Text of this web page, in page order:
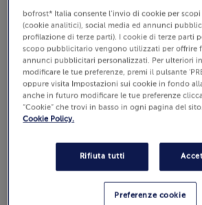
Croissant al Burro
Questi croissant, ispirati alla tradizionale
offrono unasfogliatura perfetta e un
esaltato dall'inconfondibilenota di burro
Sono perfetti per colazioni, brunch o
accompagnati da cremose salse e da
bofrost* Italia consente l’invio di cookie per
(cookie analitici), social media ed annunci
profilazione di terze parti). I cookie di terze parti
scopo pubblicitario vengono utilizzati per offrire
annunci pubblicitari personalizzati. Per ulteriori
modificare le tue preferenze, premi il pulsante
oppure visita Impostazioni sui cookie in fondo
anche in futuro modificare le tue preferenze
“Cookie” che trovi in basso in ogni pagina del sito.
Cookie Policy.
Rifiuta tutti
Preferenze cookie